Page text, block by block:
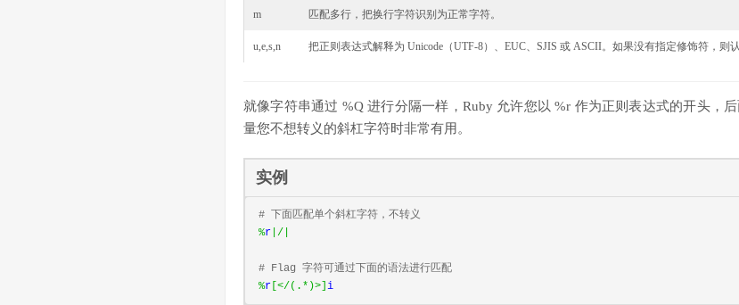
m 匹配多行，把换行字符识别为正常字符。
u,e,s,n 把正则表达式解释为 Unicode（UTF-8）、EUC、SJIS 或 ASCII。如果没有指定修饰符，则
就像字符串通过 %Q 进行分隔一样，Ruby 允许您以 %r 作为正则表达式的开头，
量您不想转义的斜杠字符时非常有用。
实例
# 下面匹配单个斜杠字符，不转义
%r |/|
# Flag 字符可通过下面的语法进行匹配
%r [</(.*)>] i